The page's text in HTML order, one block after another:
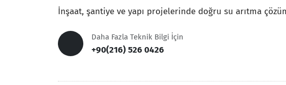
İnşaat, şantiye ve yapı projelerinde doğru su arıtma
Daha Fazla Teknik Bilgi İçin
+90(216) 526 0426